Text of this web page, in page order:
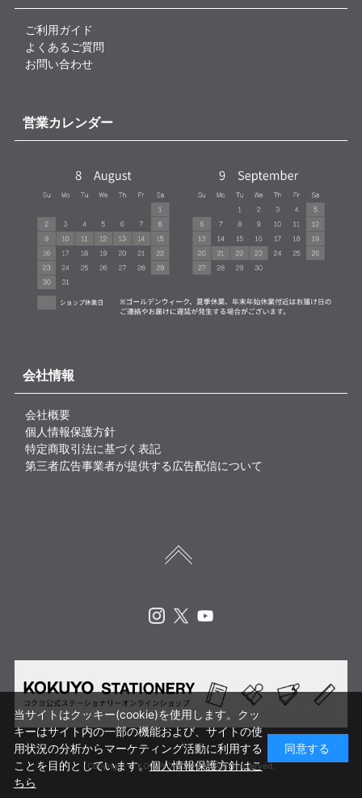
ご利用ガイド
よくあるご質問
お問い合わせ
営業カレンダー
会社情報
会社概要
個人情報保護方針
特定商取引法に基づく表記
第三者広告事業者が提供する広告配信について
Copyright © KOKUYO CORP. All rights reserved.
当サイトはクッキー(cookie)を使用します。クッ
キーはサイト内の一部の機能および、サイトの使
用状況の分析からマーケティング活動に利用する
ことを目的としています。個人情報保護方針はこ
ちら
同意する